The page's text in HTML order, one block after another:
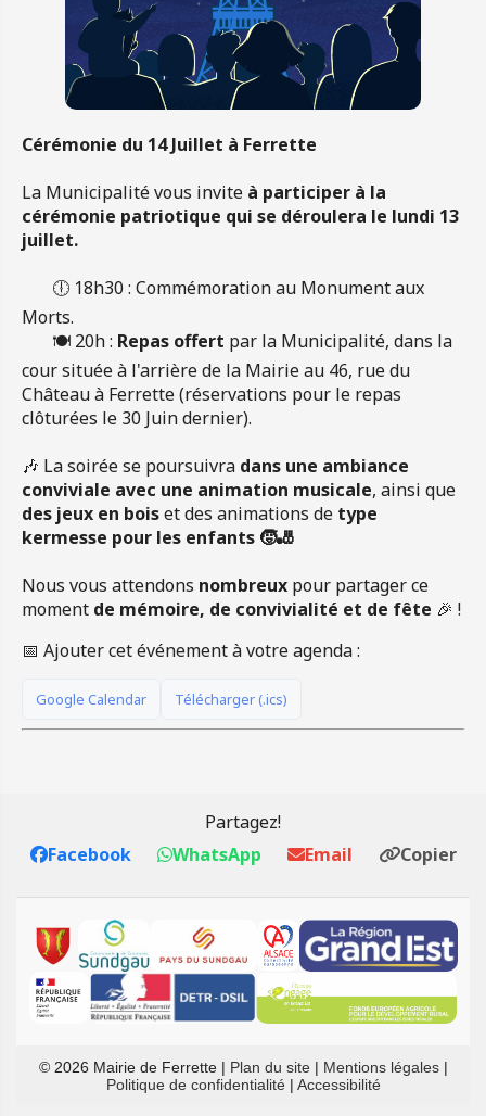
Cérémonie du 14 Juillet à Ferrette
La Municipalité vous invite à participer à la
cérémonie patriotique qui se déroulera le lundi 13
juillet.
🕕 18h30 : Commémoration au Monument aux
Morts.
🍽️ 20h : Repas offert par la Municipalité, dans la
cour située à l'arrière de la Mairie au 46, rue du
Château à Ferrette (réservations pour le repas
clôturées le 30 Juin dernier).
🎶 La soirée se poursuivra dans une ambiance
conviviale avec une animation musicale, ainsi que
des jeux en boiset des animations de type
kermesse pour les enfants 🧒🎳
Nous vous attendons nombreux pour partager ce
moment de mémoire, de convivialité et de fête 🎉 !
📅 Ajouter cet événement à votre agenda :
Google Calendar Télécharger (.ics)
Partagez!
Facebook
WhatsApp Email Copier
© 2026 Mairie de Ferrette | Plan du site | Mentions légales|
Politique de confidentialité | Accessibilité